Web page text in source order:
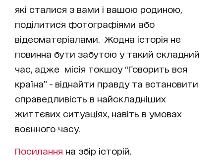
які сталися з вами і вашою родиною,
поділитися фотографіями або
відеоматеріалами. Жодна історія не
повинна бути забутою у такий складний
час, адже місія токшоу “Говорить вся
країна” - віднайти правду та встановити
справедливість в найскладніших
життєвих ситуаціях, навіть в умовах
воєнного часу.
Посилання на збір історій.